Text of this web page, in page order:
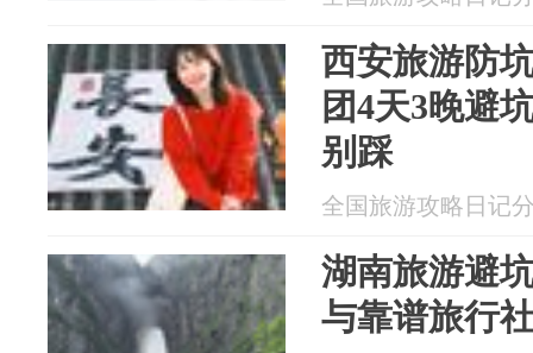
西安旅游防
团4天3晚避
别踩
全国旅游攻略日记
湖南旅游避
与靠谱旅行